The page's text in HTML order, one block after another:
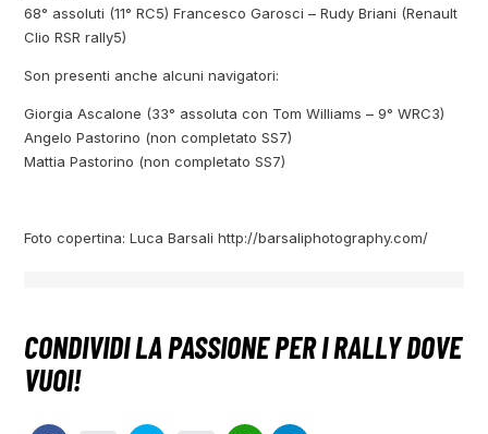
68° assoluti (11° RC5) Francesco Garosci – Rudy Briani (Renault
Clio RSR rally5)
Son presenti anche alcuni navigatori:
Giorgia Ascalone (33° assoluta con Tom Williams – 9° WRC3)
Angelo Pastorino (non completato SS7)
Mattia Pastorino (non completato SS7)
Foto copertina: Luca Barsali http://barsaliphotography.com/